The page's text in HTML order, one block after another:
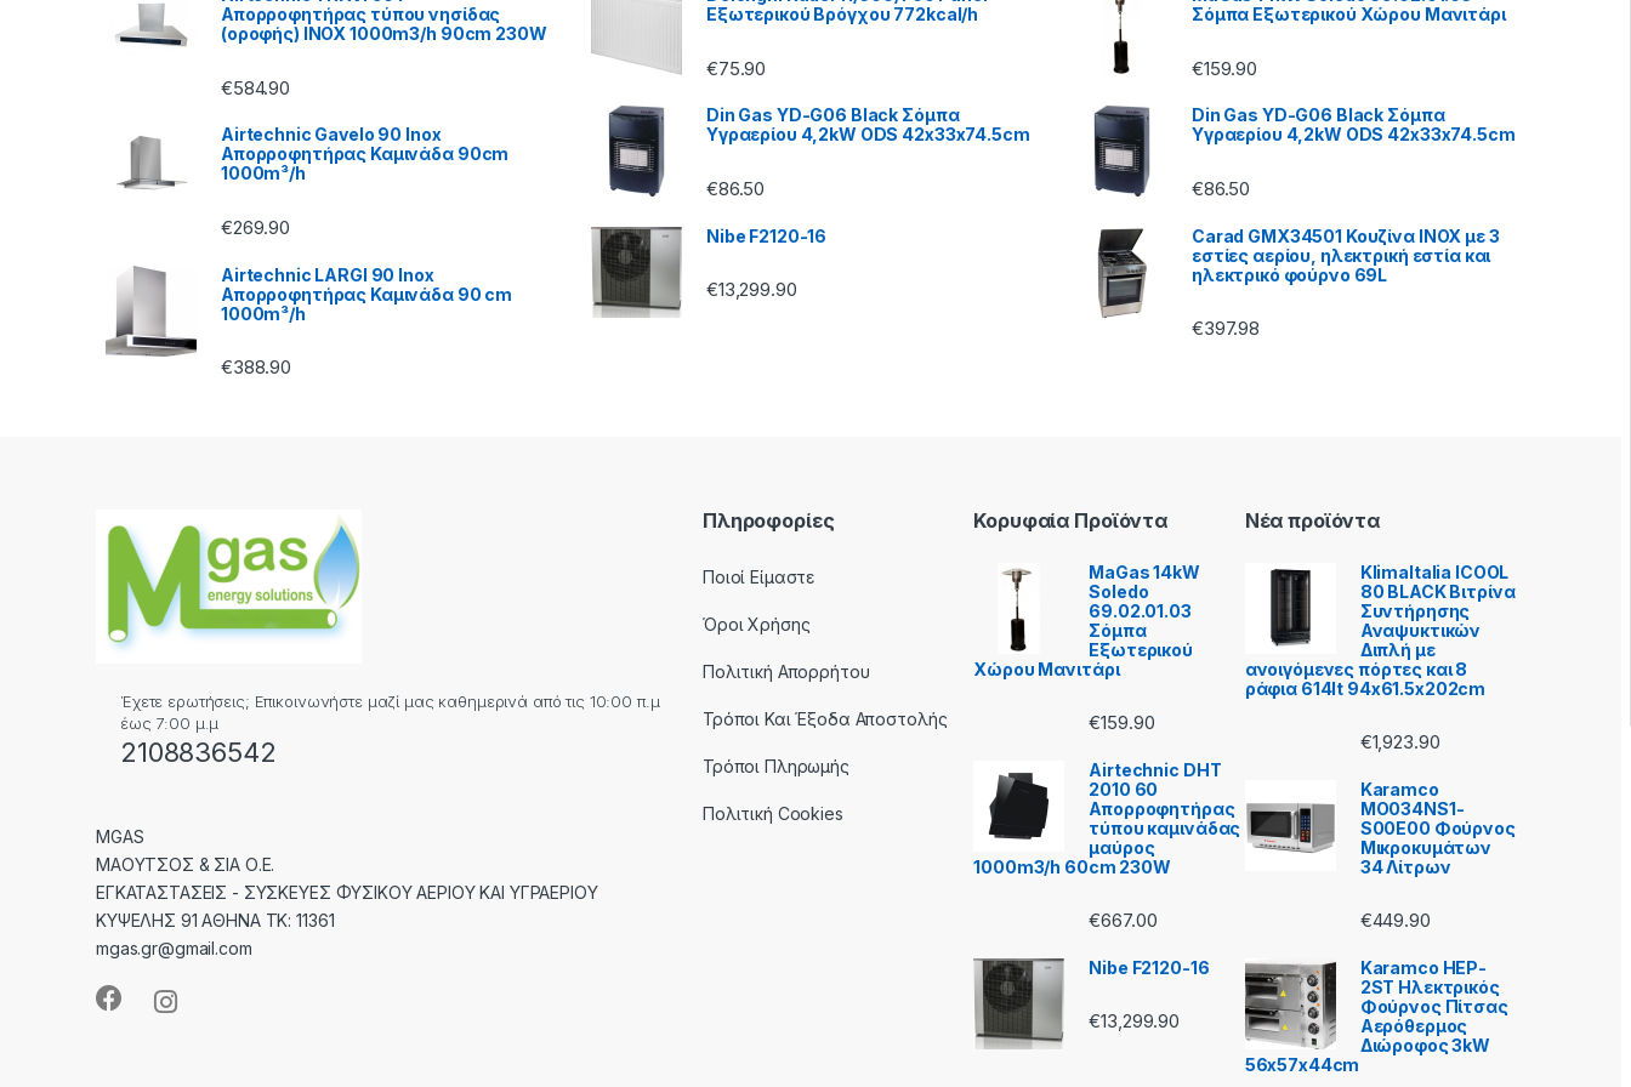
Απορροφητήρας τύπου νησίδας
(οροφής) INOX 1000m3/h 90cm 230W
€584.90
Airtechnic Gavelo 90 Inox
Απορροφητήρας Καμινάδα 90cm
1000m³/h
€269.90
Airtechnic LARGI 90 Inox
Απορροφητήρας Καμινάδα 90 cm
1000m³/h
€388.90
Εξωτερικού Βρόγχου 772kcal/h
€75.90
Din Gas YD-G06 Black Σόμπα
Υγραερίου 4,2kW ODS 42x33x74.5cm
€86.50
Nibe F2120-16
€13,299.90
Σόμπα Εξωτερικού Χώρου Μανιτάρι
€159.90
Din Gas YD-G06 Black Σόμπα
Υγραερίου 4,2kW ODS 42x33x74.5cm
€86.50
Carad GMX34501 Κουζίνα INOX με 3
εστίες αερίου, ηλεκτρική εστία και
ηλεκτρικό φούρνο 69L
€397.98
Έχετε ερωτήσεις; Επικοινωνήστε μαζί μας καθημερινά από τις 10:00 π.μ
έως 7:00 μ.μ
2108836542
MGAS
ΜΑΟΥΤΣΟΣ & ΣΙΑ Ο.Ε.
ΕΓΚΑΤΑΣΤΑΣΕΙΣ - ΣΥΣΚΕΥΕΣ ΦΥΣΙΚΟΥ ΑΕΡΙΟΥ ΚΑΙ ΥΓΡΑΕΡΙΟΥ
ΚΥΨΕΛΗΣ 91 ΑΘΗΝΑ ΤΚ: 11361
mgas.gr@gmail.com
Πληροφορίες
Ποιοί Είμαστε
Όροι Χρήσης
Πολιτική Απορρήτου
Τρόποι Και Έξοδα Αποστολής
Τρόποι Πληρωμής
Πολιτική Cookies
Κορυφαία Προϊόντα
MaGas 14kW
Soledo
69.02.01.03
Σόμπα
Εξωτερικού
Χώρου Μανιτάρι
€159.90
Airtechnic DHT
2010 60
Απορροφητήρας
τύπου καμινάδας
μαύρος
1000m3/h 60cm 230W
€667.00
Nibe F2120-16
€13,299.90
Νέα προϊόντα
KlimaItalia ICOOL
80 BLACK Βιτρίνα
Συντήρησης
Αναψυκτικών
Διπλή με
ανοιγόμενες πόρτες και 8
ράφια 614lt 94x61.5x202cm
€1,923.90
Karamco
MO034NS1-
S00E00 Φούρνος
Μικροκυμάτων
34 Λίτρων
€449.90
Karamco HEP-
2ST Ηλεκτρικός
Φούρνος Πίτσας
Aερόθερμος
Διώροφος 3kW
56x57x44cm